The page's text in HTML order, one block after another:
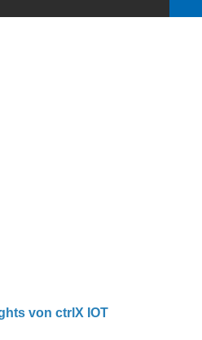
von ctrlX IOT